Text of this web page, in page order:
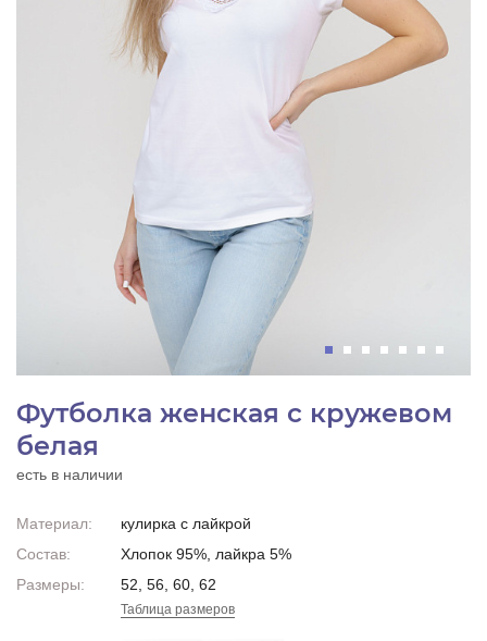
Футболка женская с кружевом
белая
есть в наличии
Материал:
кулирка с лайкрой
Состав:
Хлопок 95%, лайкра 5%
Размеры:
52, 56, 60, 62
Таблица размеров